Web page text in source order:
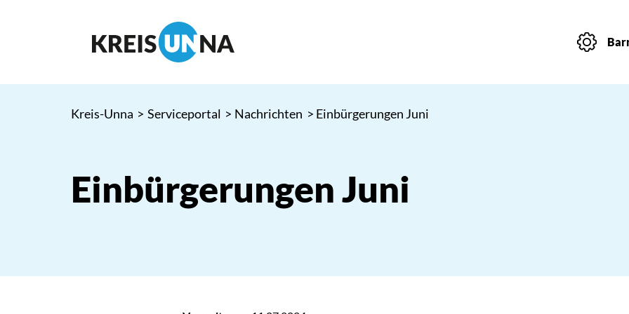
Kreis-Unna > Serviceportal > Nachrichten > Einbürgerungen Juni
Einbürgerungen Juni